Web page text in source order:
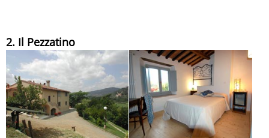
2. Il Pezzatino